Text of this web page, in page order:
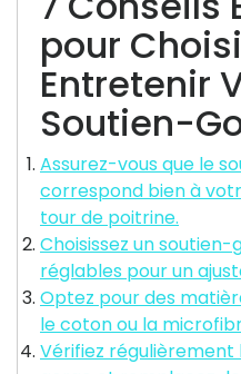
pour
Entretenir
Soutien-
Assurez-vous que le
correspond bien à
tour de poitrine.
Choisissez un
réglables pour un
Optez pour des
le coton ou la
Vérifiez régulièrement